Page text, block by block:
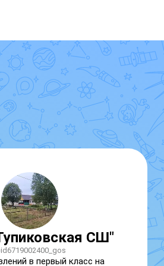
СШ"
в первый класс на